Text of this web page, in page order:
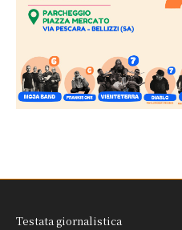
Testata giornalistica